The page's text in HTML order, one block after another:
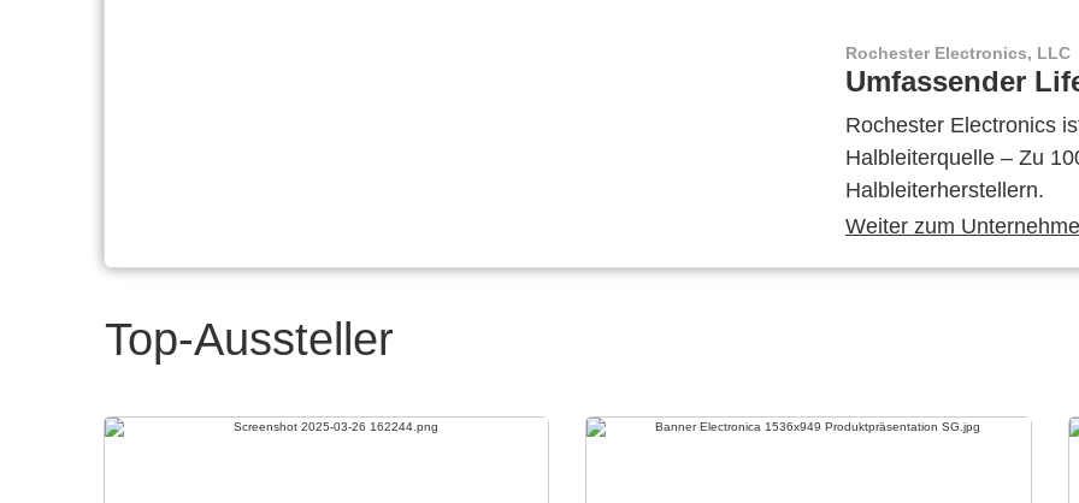
Rochester Electronics, LLC
Umfassender
Rochester Electronics
Halbleiterquelle – Zu
Halbleiterherstellern.
Weiter zum
Top-Aussteller